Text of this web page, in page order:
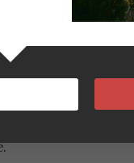
en
transporte
joué. Une